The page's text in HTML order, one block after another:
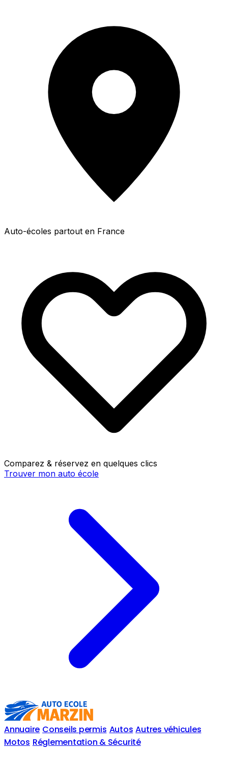
Auto-écoles partout en France
Comparez & réservez en quelques clics
Trouver mon auto école
Annuaire Conseils permis Autos Autres véhicules
Motos Réglementation & Sécurité